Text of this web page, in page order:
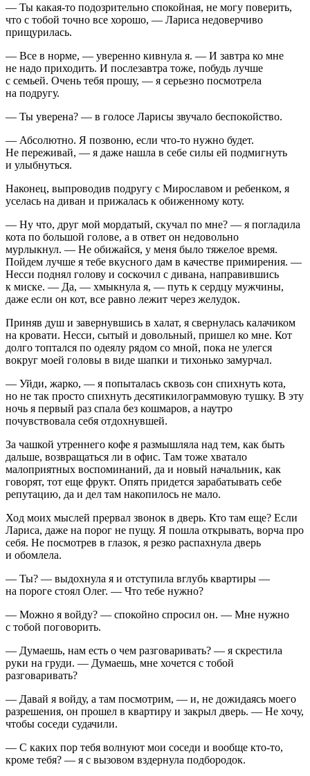
— Ты какая-то подозрительно спокойная, не могу поверить,
что с тобой точно все хорошо, — Лариса недоверчиво
прищурилась.
— Все в норме, — уверенно кивнула я. — И завтра ко мне
не надо приходить. И послезавтра тоже, побудь лучше
с семьей. Очень тебя прошу, — я серьезно посмотрела
на подругу.
— Ты уверена? — в голосе Ларисы звучало беспокойство.
— Абсолютно. Я позвоню, если что-то нужно будет.
Не переживай, — я даже нашла в себе силы ей подмигнуть
и улыбнуться.
Наконец, выпроводив подругу с Мирославом и ребенком, я
уселась на диван и прижалась к обиженному коту.
— Ну что, друг мой мордатый, скучал по мне? — я погладила
кота по большой голове, а в ответ он недовольно
мурлыкнул. — Не обижайся, у меня было тяжелое время.
Пойдем лучше я тебе вкусного дам в качестве примирения. —
Несси поднял голову и соскочил с дивана, направившись
к миске. — Да, — хмыкнула я, — путь к сердцу мужчины,
даже если он кот, все равно лежит через желудок.
Приняв душ и завернувшись в халат, я свернулась калачиком
на кровати. Несси, сытый и довольный, пришел ко мне. Кот
долго топтался по одеялу рядом со мной, пока не улегся
вокруг моей головы в виде шапки и тихонько замурчал.
— Уйди, жарко, — я попыталась сквозь сон спихнуть кота,
но не так просто спихнуть десятикилограммовую тушку. В эту
ночь я первый раз спала без кошмаров, а наутро
почувствовала себя отдохнувшей.
За чашкой утреннего кофе я размышляла над тем, как быть
дальше, возвращаться ли в офис. Там тоже хватало
малоприятных воспоминаний, да и новый начальник, как
говорят, тот еще фрукт. Опять придется зарабатывать себе
репутацию, да и дел там накопилось не мало.
Ход моих мыслей прервал звонок в дверь. Кто там еще? Если
Лариса, даже на порог не пущу. Я пошла открывать, ворча про
себя. Не посмотрев в глазок, я резко распахнула дверь
и обомлела.
— Ты? — выдохнула я и отступила вглубь квартиры —
на пороге стоял Олег. — Что тебе нужно?
— Можно я войду? — спокойно спросил он. — Мне нужно
с тобой поговорить.
— Думаешь, нам есть о чем разговаривать? — я скрестила
руки на груди. — Думаешь, мне хочется с тобой
разговаривать?
— Давай я войду, а там посмотрим, — и, не дожидаясь моего
разрешения, он прошел в квартиру и закрыл дверь. — Не хочу,
чтобы соседи судачили.
— С каких пор тебя волнуют мои соседи и вообще кто-то,
кроме тебя? — я с вызовом вздернула подбородок.